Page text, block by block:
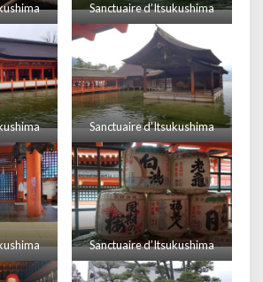
Sanctuaire d’Itsukushima
Sanctuaire d’Itsukushima
Sanctuaire d’Itsukushima